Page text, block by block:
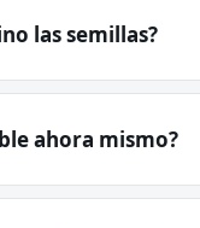
las semillas?
ahora mismo?